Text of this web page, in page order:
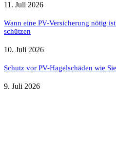
11. Juli 2026
Wann eine PV-Versicherung nötig
schützen
10. Juli 2026
Schutz vor PV-Hagelschäden wie
9. Juli 2026